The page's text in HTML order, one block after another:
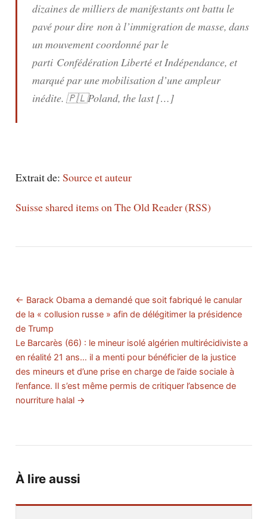
dizaines de milliers de manifestants ont battu le
pavé pour dire non à l’immigration de masse, dans
un mouvement coordonné par le
parti Confédération Liberté et Indépendance, et
marqué par une mobilisation d’une ampleur
inédite. 🇵🇱Poland, the last […]
Extrait de: Source et auteur
Suisse shared items on The Old Reader (RSS)
← Barack Obama a demandé que soit fabriqué le canular
de la « collusion russe » afin de délégitimer la présidence
de Trump
Le Barcarès (66) : le mineur isolé algérien multirécidiviste a
en réalité 21 ans… il a menti pour bénéficier de la justice
des mineurs et d’une prise en charge de l’aide sociale à
l’enfance. Il s’est même permis de critiquer l’absence de
nourriture halal →
À lire aussi